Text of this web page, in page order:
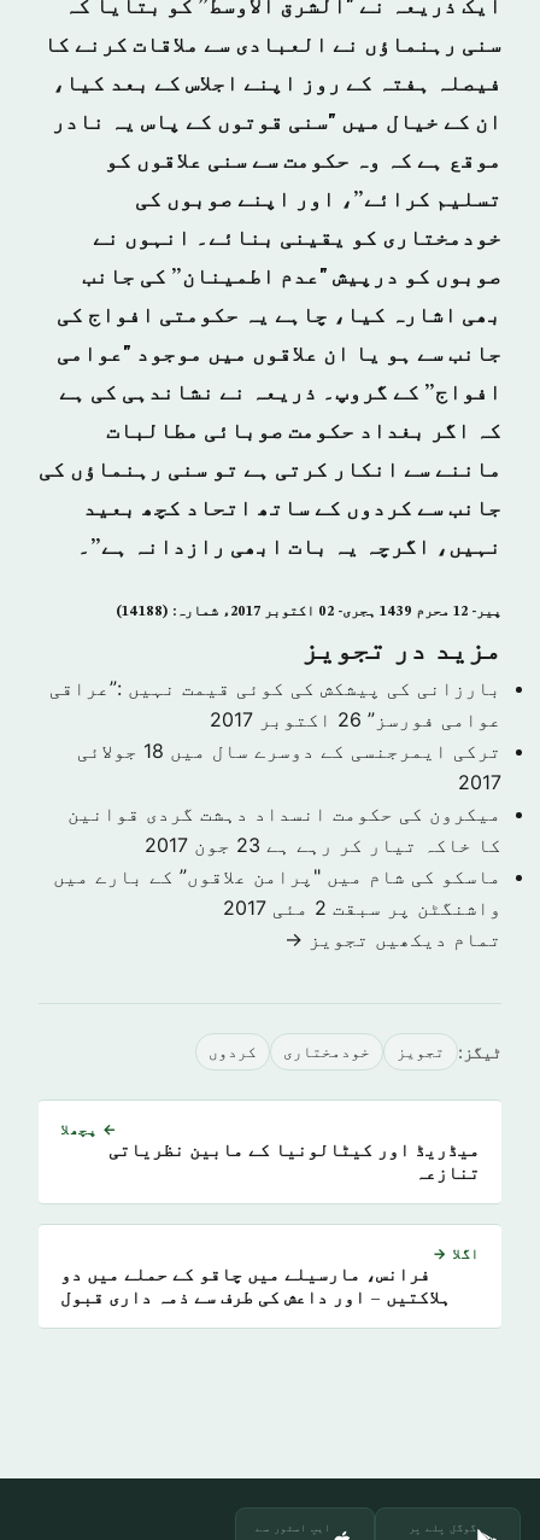
ایک ذریعہ نے "الشرق الاوسط” کو بتایا کہ
سنی رہنماؤں نے العبادی سے ملاقات کرنے کا
فیصلہ ہفتہ کے روز اپنے اجلاس کے بعد کیا،
ان کے خیال میں "سنی قوتوں کے پاس یہ نادر
موقع ہے کہ وہ حکومت سے سنی علاقوں کو
تسلیم کرائے”، اور اپنے صوبوں کی
خودمختاری کو یقینی بنائے۔ انہوں نے
صوبوں کو درپیش "عدم اطمینان” کی جانب
بھی اشارہ کیا، چاہے یہ حکومتی افواج کی
جانب سے ہو یا ان علاقوں میں موجود "عوامی
افواج” کے گروپ۔ ذریعہ نے نشاندہی کی ہے
کہ اگر بغداد حکومت صوبائی مطالبات
ماننے سے انکار کرتی ہے تو سنی رہنماؤں کی
جانب سے کردوں کے ساتھ اتحاد کچھ بعید
نہیں، اگرچہ یہ بات ابھی رازدانہ ہے”۔
پیر- 12 محرم 1439 ہجری- 02 اكتوبر 2017ء شمارہ: (14188)
مزید در تجویز
بارزانی کی پیشکش کی کوئی قیمت نہیں :”عراقی
عوامی فورسز” 26 اکتوبر 2017
ترکی ایمرجنسی کے دوسرے سال میں
18 جولائی
2017
میکرون کی حکومت انسداد دہشت گردی قوانین
کا خاکہ تیار کر رہے ہے 23 جون 2017
ماسکو کی شام میں "پرامن علاقوں” کے بارے میں
واشنگٹن پر سبقت 2 مئی 2017
تمام دیکھیں تجویز →
ٹیگز: تجویز خودمختاری کردوں
← پچھلا
میڈریڈ اور کیٹالونیا کے مابین نظریاتی
تنازعہ
اگلا →
فرانس، مارسیلے میں چاقو کے حملے میں دو
ہلاکتیں – اور داعش کی طرف سے ذمہ داری قبول
گوگل پلے پر ایپ اسٹور سے